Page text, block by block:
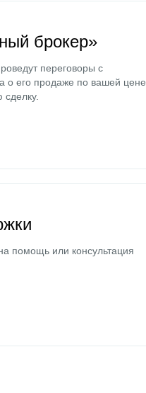
брокер»
переговоры с
о его продаже по вашей цене
помощь или консультация